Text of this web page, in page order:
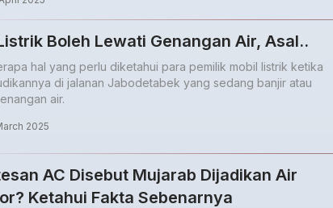
Boleh Lewati Genangan Air, Asal..
hal yang perlu diketahui para pemilik mobil listrik ketika
di jalanan Jabodetabek yang sedang banjir atau
air.
2025
AC Disebut Mujarab Dijadikan Air
Ketahui Fakta Sebenarnya